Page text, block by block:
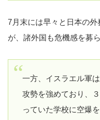
7月末には早々と日本の
が、諸外国も危機感を募
一方、イスラエル軍
攻勢を強めており、
っていた学校に空爆